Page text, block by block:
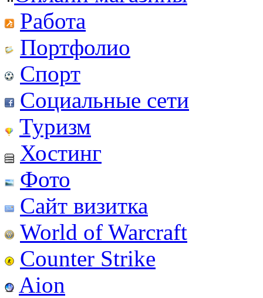
Работа
Портфолио
Спорт
Социальные сети
Туризм
Хостинг
Фото
Сайт визитка
World of Warcraft
Counter Strike
Aion